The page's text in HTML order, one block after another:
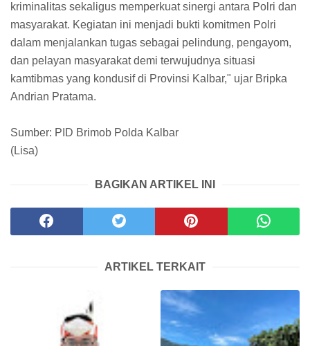
kriminalitas sekaligus memperkuat sinergi antara Polri dan
masyarakat. Kegiatan ini menjadi bukti komitmen Polri
dalam menjalankan tugas sebagai pelindung, pengayom,
dan pelayan masyarakat demi terwujudnya situasi
kamtibmas yang kondusif di Provinsi Kalbar," ujar Bripka
Andrian Pratama.
Sumber: PID Brimob Polda Kalbar
(Lisa)
BAGIKAN ARTIKEL INI
ARTIKEL TERKAIT